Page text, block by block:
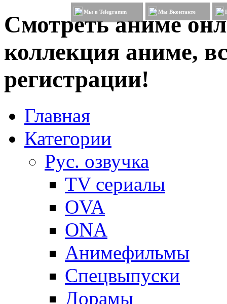
Смотреть аниме
коллекция аниме,
регистрации!
Мы в Telegramm Мы Вконтакте
Главная
Категории
Рус. озвучка
TV сериалы
OVA
ONA
Анимефильмы
Спецвыпуски
Дорамы